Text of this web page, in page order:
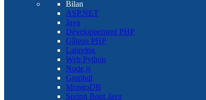
Bilan
ASP.NET
Java
Développement PHP
Gâteau PHP
Laraving
Web Python
Node.js
Graphql
MongoDB
Spring Boot Java